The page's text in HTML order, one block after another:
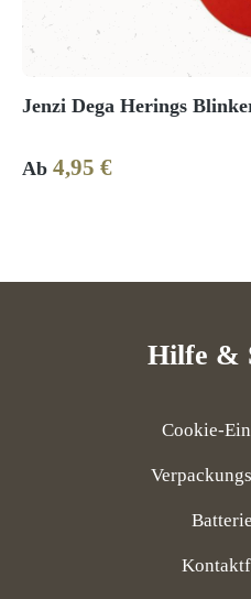
Jenzi Dega Herings
Regulärer Preis:
Ab 4,95 €
Hilfe &
Cookie-